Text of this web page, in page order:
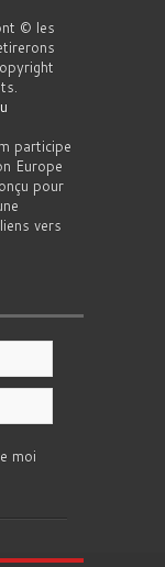
© les
participe
Europe
pour
vers
moi